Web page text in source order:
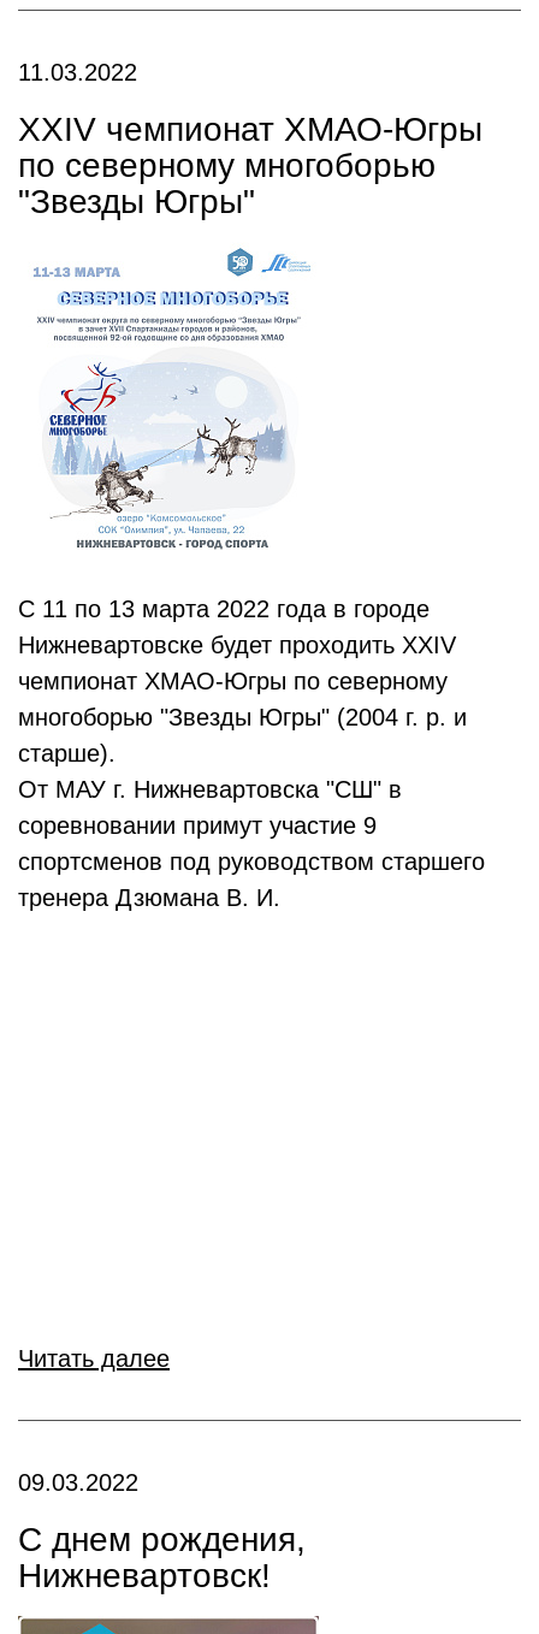
11.03.2022
XXIV чемпионат ХМАО-Югры
по северному многоборью
"Звезды Югры"
С 11 по 13 марта 2022 года в городе
Нижневартовске будет проходить XXIV
чемпионат ХМАО-Югры по северному
многоборью "Звезды Югры" (2004 г. р. и
старше).
От МАУ г. Нижневартовска "СШ" в
соревновании примут участие 9
спортсменов под руководством старшего
тренера Дзюмана В. И.
Читать далее
09.03.2022
С днем рождения,
Нижневартовск!